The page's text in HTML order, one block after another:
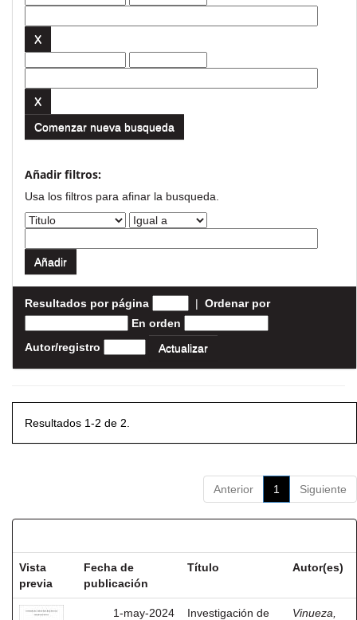
Comenzar nueva busqueda
Añadir filtros:
Usa los filtros para afinar la busqueda.
Resultados por página | Ordenar por
En orden
Autor/registro
Resultados 1-2 de 2.
Anterior 1 Siguiente
Vista
previa
Fecha de
publicación
Título Autor(es)
1-may-2024
Investigación de
Vinueza,